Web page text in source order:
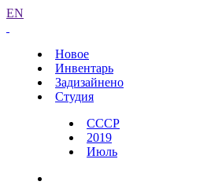
EN
Новое
Инвентарь
Задизайнено
Студия
СССР
2019
Июль